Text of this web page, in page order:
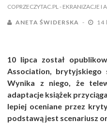
COPRZECZYTAC.PL - EKRANIZACJE I
ANETA ŚWIDERSKA 14
10 lipca został
Association, brytyjskiego
Wynika z niego, że
adaptacje książek
lepiej oceniane przez
podstawą jest scenariusz